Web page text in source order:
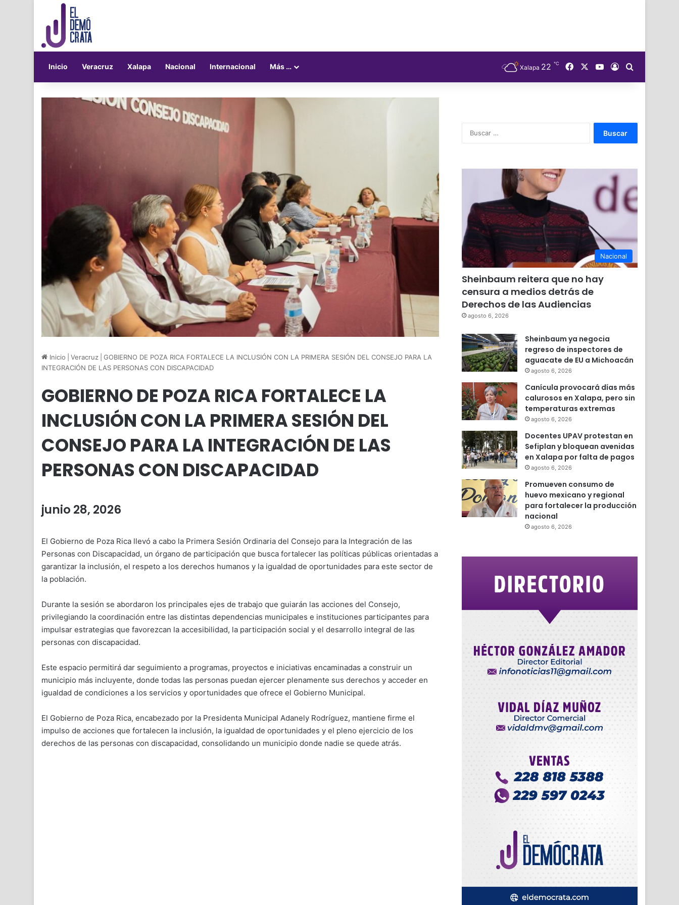
Inicio Veracruz Xalapa Nacional Internacional Más … Xalapa 22 ℃ FacebookYouTube
Acceso
Inicio Veracruz
GOBIERNO DE POZA RICA FORTALECE LA INCLUSIÓN CON LA PRIMERA SESIÓN DEL CONSEJO PARA LA
INTEGRACIÓN DE LAS PERSONAS CON DISCAPACIDAD
GOBIERNO DE POZA RICA FORTALECE LA
INCLUSIÓN CON LA PRIMERA SESIÓN DEL
CONSEJO PARA LA INTEGRACIÓN DE LAS
PERSONAS CON DISCAPACIDAD
junio 28, 2026
El Gobierno de Poza Rica llevó a cabo la Primera Sesión Ordinaria del Consejo para la Integración de las
Personas con Discapacidad, un órgano de participación que busca fortalecer las políticas públicas orientadas a
garantizar la inclusión, el respeto a los derechos humanos y la igualdad de oportunidades para este sector de
la población.
Durante la sesión se abordaron los principales ejes de trabajo que guiarán las acciones del Consejo,
privilegiando la coordinación entre las distintas dependencias municipales e instituciones participantes para
impulsar estrategias que favorezcan la accesibilidad, la participación social y el desarrollo integral de las
personas con discapacidad.
Este espacio permitirá dar seguimiento a programas, proyectos e iniciativas encaminadas a construir un
municipio más incluyente, donde todas las personas puedan ejercer plenamente sus derechos y acceder en
igualdad de condiciones a los servicios y oportunidades que ofrece el Gobierno Municipal.
El Gobierno de Poza Rica, encabezado por la Presidenta Municipal Adanely Rodríguez, mantiene firme el
impulso de acciones que fortalecen la inclusión, la igualdad de oportunidades y el pleno ejercicio de los
derechos de las personas con discapacidad, consolidando un municipio donde nadie se quede atrás.
Nacional
Sheinbaum reitera que no hay
censura a medios detrás de
Derechos de las Audiencias
agosto 6, 2026
Sheinbaum ya negocia
regreso de inspectores de
aguacate de EU a Michoacán
agosto 6, 2026
Canícula provocará días más
calurosos en Xalapa, pero sin
temperaturas extremas
agosto 6, 2026
Docentes UPAV protestan en
Sefiplan y bloquean avenidas
en Xalapa por falta de pagos
agosto 6, 2026
Promueven consumo de
huevo mexicano y regional
para fortalecer la producción
nacional
agosto 6, 2026